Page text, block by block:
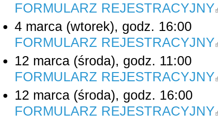
FORMULARZ REJESTRACYJNY
4 marca (wtorek), godz. 16:00
FORMULARZ REJESTRACYJNY
12 marca (środa), godz. 11:00
FORMULARZ REJESTRACYJNY
12 marca (środa), godz. 16:00
FORMULARZ REJESTRACYJNY